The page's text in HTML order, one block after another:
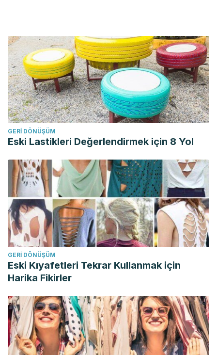
GERI DÖNÜŞÜM
Eski Lastikleri Değerlendirmek için 8 Yol
GERI DÖNÜŞÜM
Eski Kıyafetleri Tekrar Kullanmak için
Harika Fikirler